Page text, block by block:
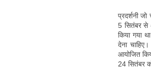
प्रदर्शनी
5 सितंबर से
किया गया
देना
आयोजित
24 सितंबर